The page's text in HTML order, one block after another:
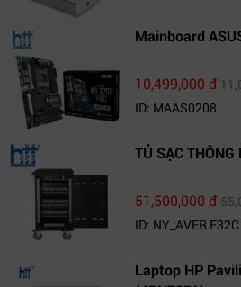
Mainboard
10,499,000 đ
ID: MAAS0208
TỦ SẠC
51,500,000 đ
ID: NY_AVER E32C
Laptop HP